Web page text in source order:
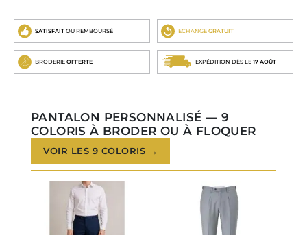
SATISFAIT OU REMBOURSÉ ECHANGE GRATUIT
BRODERIE OFFERTE EXPÉDITION DÈS LE 17 AOÛT
PANTALON PERSONNALISÉ — 9
COLORIS À BRODER OU À FLOQUER
VOIR LES 9 COLORIS →